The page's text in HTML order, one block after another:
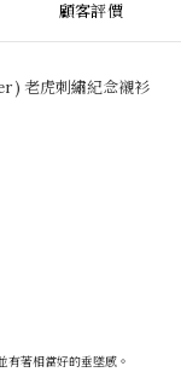
顧客評價
) 老虎刺繡紀念襯衫
有著相當好的垂墜感。